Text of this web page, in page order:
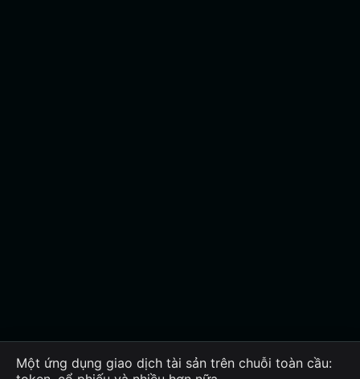
Một ứng dụng giao dịch tài sản trên chuỗi toàn cầu: